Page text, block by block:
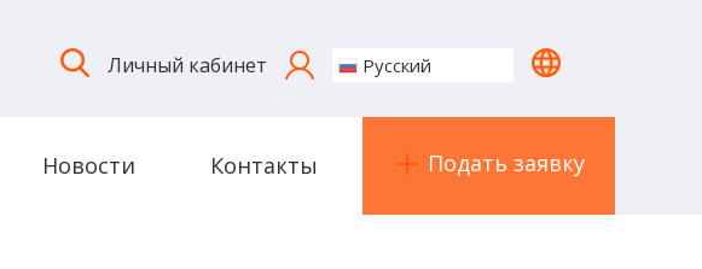
Личный кабинет Русский
Новости Контакты Подать заявку